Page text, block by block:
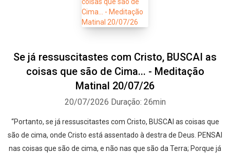
Se já ressuscitastes com Cristo, BUSCAI as
coisas que são de Cima... - Meditação
Matinal 20/07/26
20/07/2026 Duração: 26min
“Portanto, se já ressuscitastes com Cristo, BUSCAI as coisas que
são de cima, onde Cristo está assentado à destra de Deus. PENSAI
nas coisas que são de cima, e não nas que são da Terra; Porque já